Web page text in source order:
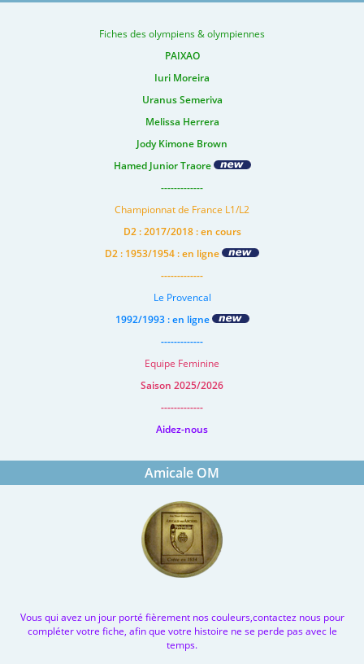
Fiches des olympiens & olympiennes
PAIXAO
Iuri Moreira
Uranus Semeriva
Melissa Herrera
Jody Kimone Brown
Hamed Junior Traore
-------------
Championnat de France L1/L2
D2 : 2017/2018 : en cours
D2 : 1953/1954 : en ligne
-------------
Le Provencal
1992/1993 : en ligne
-------------
Equipe Feminine
Saison 2025/2026
-------------
Aidez-nous
Amicale OM
Vous qui avez un jour porté fièrement nos couleurs,contactez nous pour
compléter votre fiche, afin que votre histoire ne se perde pas avec le
temps.